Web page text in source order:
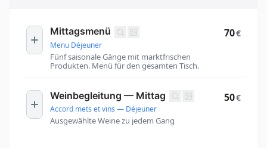
Mittagsmenü
Menu Déjeuner
Fünf saisonale Gänge mit marktfrischen
Produkten. Menü für den gesamten Tisch.
70€
Weinbegleitung — Mittag
Accord mets et vins — Déjeuner
Ausgewählte Weine zu jedem Gang
50€